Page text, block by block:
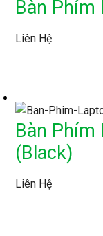
Bàn Phím
Liên Hệ
Bàn Phím
(Black)
Liên Hệ